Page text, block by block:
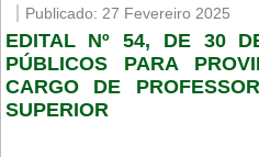
Publicado: 27 Fevereiro 2025
EDITAL Nº 54, DE 30
PÚBLICOS PARA
CARGO DE
SUPERIOR